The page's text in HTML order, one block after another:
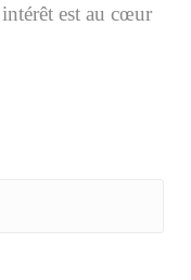
est au cœur